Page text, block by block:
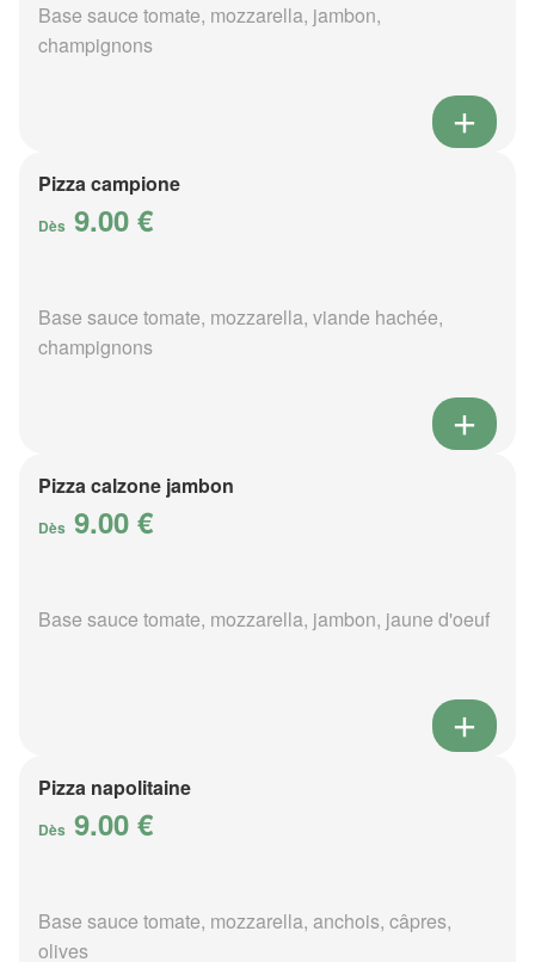
Base sauce tomate, mozzarella, jambon,
champignons
Pizza campione
Dès 9.00 €
Base sauce tomate, mozzarella, viande hachée,
champignons
Pizza calzone jambon
Dès 9.00 €
Base sauce tomate, mozzarella, jambon, jaune d'oeuf
Pizza napolitaine
Dès 9.00 €
Base sauce tomate, mozzarella, anchois, câpres,
olives